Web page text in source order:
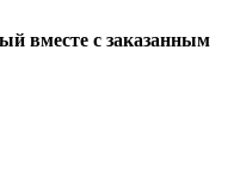
вместе с заказанным